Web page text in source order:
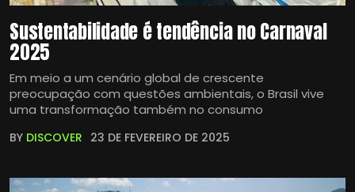
Sustentabilidade é tendência no Carnaval
2025
Em meio a um cenário global de crescente
preocupação com questões ambientais, o Brasil vive
uma transformação também no consumo
BY DISCOVER 23 DE FEVEREIRO DE 2025